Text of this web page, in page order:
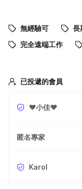
無經驗可 長
完全遠端工作
已投遞的會員
❤️小佳❤️
匿名專家
Karol